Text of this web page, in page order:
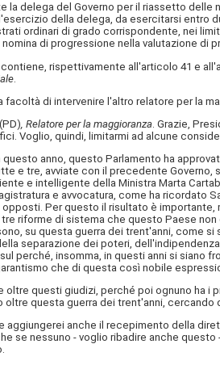
la delega del Governo per il riassetto
della delega, da esercitarsi entro
ordinari di grado corrispondente, nei
di progressione nella valutazione di
contiene, rispettivamente all'articolo 41 e
.
facoltà di intervenire l'altro relatore per la
PD) , Relatore per la maggioranza . Grazie,
Voglio, quindi, limitarmi ad alcune
questo anno, questo Parlamento ha
e tre, avviate con il precedente
e intelligente della Ministra Marta
e avvocatura, come ha ricordato
Per questo il risultato è importante,
riforme di sistema che questo Paese
su questa guerra dei trent'anni, come
separazione dei poteri,
perché, insomma, in questi anni si siano
che di questa così nobile
oltre questi giudizi, perché poi ognuno ha i
oltre questa guerra dei trent'anni, cercando
aggiungerei anche il recepimento della
se nessuno - voglio ribadire anche